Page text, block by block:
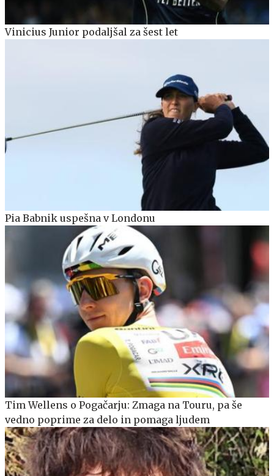
Vinicius Junior podaljšal za šest let
Pia Babnik uspešna v Londonu
Tim Wellens o Pogačarju: Zmaga na Touru, pa še
vedno poprime za delo in pomaga ljudem